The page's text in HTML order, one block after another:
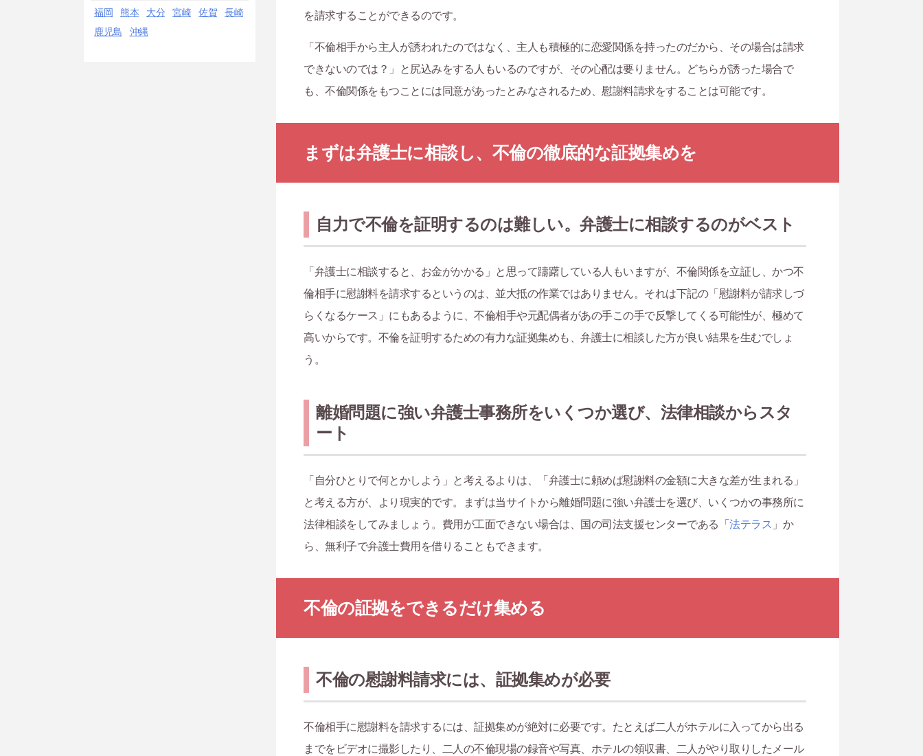
を請求することができるのです。
「不倫相手から主人が誘われたのではなく、主人も積極的に恋愛関係を持ったのだから、その場合は請求
できないのでは？」と尻込みをする人もいるのですが、その心配は要りません。どちらが誘った場合で
も、不倫関係をもつことには同意があったとみなされるため、慰謝料請求をすることは可能です。
まずは弁護士に相談し、不倫の徹底的な証拠集めを
自力で不倫を証明するのは難しい。弁護士に相談するのがベスト
「弁護士に相談すると、お金がかかる」と思って躊躇している人もいますが、不倫関係を立証し、かつ不
倫相手に慰謝料を請求するというのは、並大抵の作業ではありません。それは下記の「慰謝料が請求しづ
らくなるケース」にもあるように、不倫相手や元配偶者があの手この手で反撃してくる可能性が、極めて
高いからです。不倫を証明するための有力な証拠集めも、弁護士に相談した方が良い結果を生むでしょ
う。
離婚問題に強い弁護士事務所をいくつか選び、法律相談からスタ
ート
「自分ひとりで何とかしよう」と考えるよりは、「弁護士に頼めば慰謝料の金額に大きな差が生まれる」
と考える方が、より現実的です。まずは当サイトから離婚問題に強い弁護士を選び、いくつかの事務所に
法律相談をしてみましょう。費用が工面できない場合は、国の司法支援センターである「 法テラス 」か
ら、無利子で弁護士費用を借りることもできます。
不倫の証拠をできるだけ集める
不倫の慰謝料請求には、証拠集めが必要
不倫相手に慰謝料を請求するには、証拠集めが絶対に必要です。たとえば二人がホテルに入ってから出る
までをビデオに撮影したり、二人の不倫現場の録音や写真、ホテルの領収書、二人がやり取りしたメール
福岡 熊本 大分 宮崎 佐賀
長崎
鹿児島
沖縄